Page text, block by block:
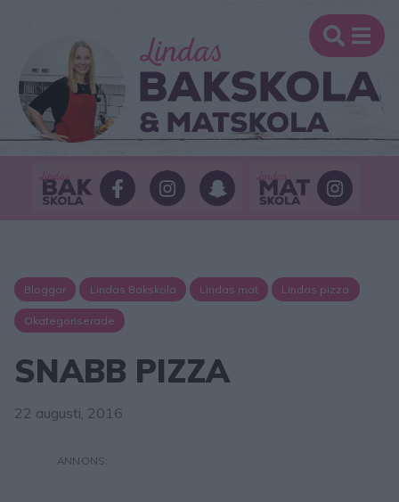
Bloggar Lindas Bakskola Lindas mat Lindas pizza
Okategoriserade
SNABB PIZZA
22 augusti, 2016